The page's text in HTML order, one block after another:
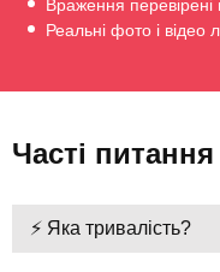
Враження
Реальні фото і відео
Часті питання
⚡ Яка тривалість?